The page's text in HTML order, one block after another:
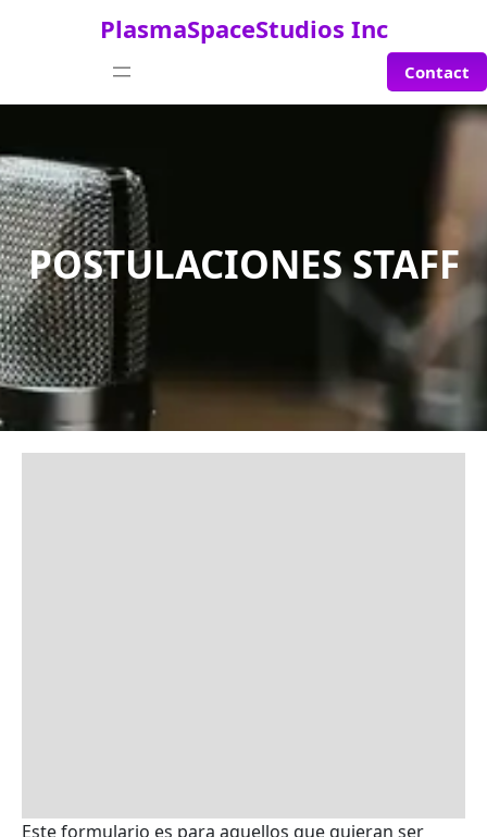
PlasmaSpaceStudios Inc
Contact
POSTULACIONES STAFF
Este formulario es para aquellos que quieran ser